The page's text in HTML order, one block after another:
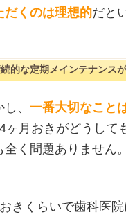
だくのは理想的だと
的な定期メインテナンス
し、 一番大切なこと
ヶ月おきがどうして
全く問題ありません
きくらいで歯科医